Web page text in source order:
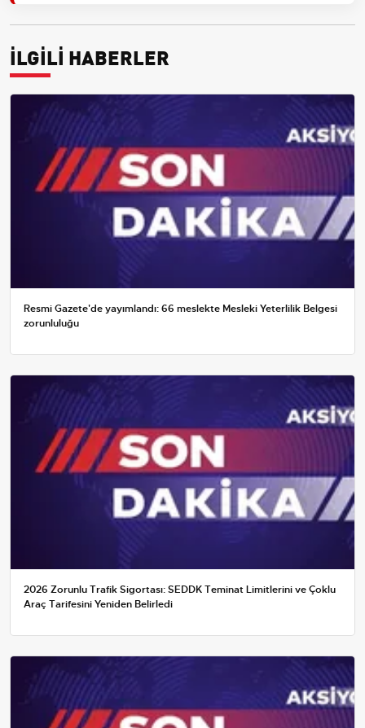
İLGİLİ HABERLER
Resmi Gazete'de yayımlandı: 66 meslekte Mesleki Yeterlilik Belgesi
zorunluluğu
2026 Zorunlu Trafik Sigortası: SEDDK Teminat Limitlerini ve Çoklu
Araç Tarifesini Yeniden Belirledi